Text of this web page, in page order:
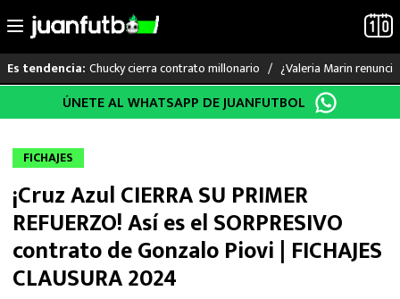
al
Es tendencia: Chucky cierra contrato millonario ¿Valeria Marin
LO ÚLTIMO
LIGA MX
RAYADOS
PUMAS
ATLANTE
ÚNETE AL WHATSAPP DE JUANFUTBOL
FICHAJES
¡Cruz Azul CIERRA SU PRIMER
REFUERZO! Así es el SORPRESIVO
contrato de Gonzalo Piovi | FICHAJES
CLAUSURA 2024